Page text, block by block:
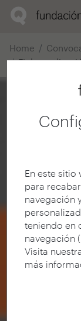
En este sitio
para
navegación
teniendo en
navegación
Visita
más
Home
Ficha